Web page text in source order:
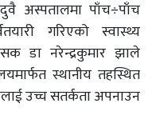
अस्पतालमा पाँच÷पाँच
गरिएको स्वास्थ्य
डा नरेन्द्रकुमार झाले
स्थानीय तहस्थित
उच्च सतर्कता अपनाउन